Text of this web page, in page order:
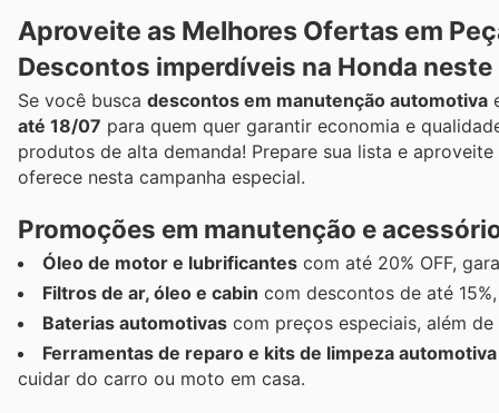
Aproveite as Melhores Ofertas em
Descontos imperdíveis na Honda
Se você busca descontos em manutenção automotiva
até 18/07 para quem quer garantir economia e
produtos de alta demanda! Prepare sua lista e
oferece nesta campanha especial.
Promoções em manutenção e
Óleo de motor e lubrificantes com até 20% OFF,
Filtros de ar, óleo e cabin com descontos de até
Baterias automotivas com preços especiais, além
Ferramentas de reparo e kits de limpeza automotiva
cuidar do carro ou moto em casa.